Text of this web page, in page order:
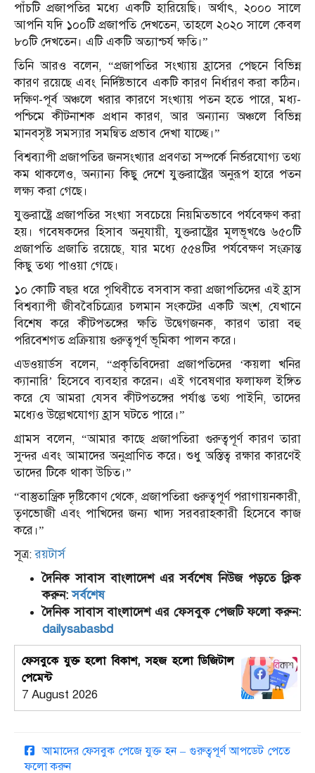
পাঁচটি প্রজাপতির মধ্যে একটি হারিয়েছি। অর্থাৎ, ২০০০ সালে
আপনি যদি ১০০টি প্রজাপতি দেখতেন, তাহলে ২০২০ সালে কেবল
৮০টি দেখতেন। এটি একটি অত্যাশ্চর্য ক্ষতি।”
তিনি আরও বলেন, “প্রজাপতির সংখ্যায় হ্রাসের পেছনে বিভিন্ন
কারণ রয়েছে এবং নির্দিষ্টভাবে একটি কারণ নির্ধারণ করা কঠিন।
দক্ষিণ-পূর্ব অঞ্চলে খরার কারণে সংখ্যায় পতন হতে পারে, মধ্য-
পশ্চিমে কীটনাশক প্রধান কারণ, আর অন্যান্য অঞ্চলে বিভিন্ন
মানবসৃষ্ট সমস্যার সমন্বিত প্রভাব দেখা যাচ্ছে।”
বিশ্বব্যাপী প্রজাপতির জনসংখ্যার প্রবণতা সম্পর্কে নির্ভরযোগ্য তথ্য
কম থাকলেও, অন্যান্য কিছু দেশে যুক্তরাষ্ট্রের অনুরূপ হারে পতন
লক্ষ্য করা গেছে।
যুক্তরাষ্ট্রে প্রজাপতির সংখ্যা সবচেয়ে নিয়মিতভাবে পর্যবেক্ষণ করা
হয়। গবেষকদের হিসাব অনুযায়ী, যুক্তরাষ্ট্রের মূলভূখণ্ডে ৬৫০টি
প্রজাপতি প্রজাতি রয়েছে, যার মধ্যে ৫৫৪টির পর্যবেক্ষণ সংক্রান্ত
কিছু তথ্য পাওয়া গেছে।
১০ কোটি বছর ধরে পৃথিবীতে বসবাস করা প্রজাপতিদের এই হ্রাস
বিশ্বব্যাপী জীববৈচিত্র্যের চলমান সংকটের একটি অংশ, যেখানে
বিশেষ করে কীটপতঙ্গের ক্ষতি উদ্বেগজনক, কারণ তারা বহু
পরিবেশগত প্রক্রিয়ায় গুরুত্বপূর্ণ ভূমিকা পালন করে।
এডওয়ার্ডস বলেন, “প্রকৃতিবিদেরা প্রজাপতিদের ‘কয়লা খনির
ক্যানারি’ হিসেবে ব্যবহার করেন। এই গবেষণার ফলাফল ইঙ্গিত
করে যে আমরা যেসব কীটপতঙ্গের পর্যাপ্ত তথ্য পাইনি, তাদের
মধ্যেও উল্লেখযোগ্য হ্রাস ঘটতে পারে।”
গ্রামস বলেন, “আমার কাছে প্রজাপতিরা গুরুত্বপূর্ণ কারণ তারা
সুন্দর এবং আমাদের অনুপ্রাণিত করে। শুধু অস্তিত্ব রক্ষার কারণেই
তাদের টিকে থাকা উচিত।”
“বাস্তুতান্ত্রিক দৃষ্টিকোণ থেকে, প্রজাপতিরা গুরুত্বপূর্ণ পরাগায়নকারী,
তৃণভোজী এবং পাখিদের জন্য খাদ্য সরবরাহকারী হিসেবে কাজ
করে।”
সূত্র:রয়টার্স
দৈনিক সাবাস বাংলাদেশ এর সর্বশেষ নিউজ পড়তে ক্লিক
করুন:সর্বশেষ
দৈনিক সাবাস বাংলাদেশ এর ফেসবুক পেজটি ফলো করুন:
dailysabasbd
ফেসবুকে যুক্ত হলো বিকাশ, সহজ হলো ডিজিটাল
পেমেন্ট
7 August 2026
আমাদের ফেসবুক পেজে যুক্ত হন – গুরুত্বপূর্ণ আপডেট পেতে
ফলো করুন